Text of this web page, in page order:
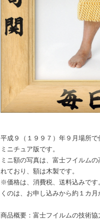
平成９（１９９７）年９月場所
ミニチュア版です。
ミニ額の写真は、富士フイルム
れており、額は木製です。
※価格は、消費税、送料込みで
くのは、お申し込みから約１カ月
商品概要：富士フイルムの技術